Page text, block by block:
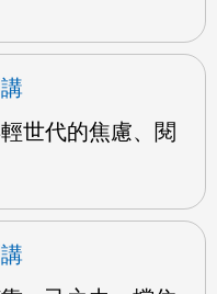
世代的焦慮、閱